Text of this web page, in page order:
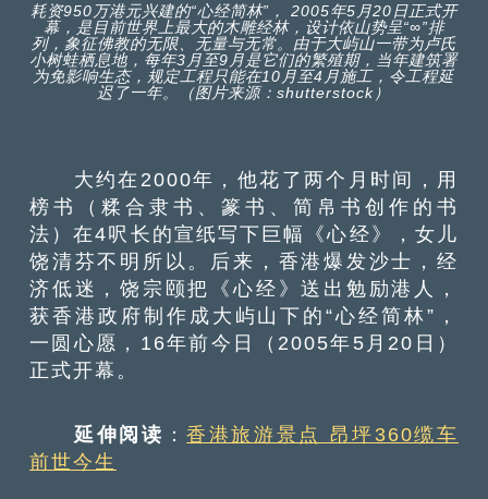
耗资950万港元兴建的“心经简林”， 2005年5月20日正式开
幕，是目前世界上最大的木雕经林，设计依山势呈“∞”排
列，象征佛教的无限、无量与无常。由于大屿山一带为卢氏
小树蛙栖息地，每年3月至9月是它们的繁殖期，当年建筑署
为免影响生态，规定工程只能在10月至4月施工，令工程延
迟了一年。（图片来源：shutterstock）
大约在2000年，他花了两个月时间，用
榜书（糅合隶书、篆书、简帛书创作的书
法）在4呎长的宣纸写下巨幅《心经》，女儿
饶清芬不明所以。后来，香港爆发沙士，经
济低迷，饶宗颐把《心经》送出勉励港人，
获香港政府制作成大屿山下的“心经简林”，
一圆心愿，16年前今日（2005年5月20日）
正式开幕。
延伸阅读 ：香港旅游景点 昂坪360缆车
前世今生